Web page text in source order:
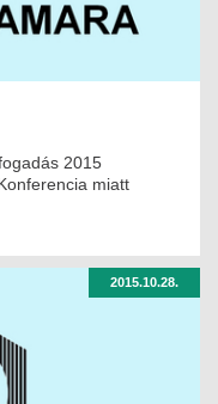
2015
miatt
2015.10.28.